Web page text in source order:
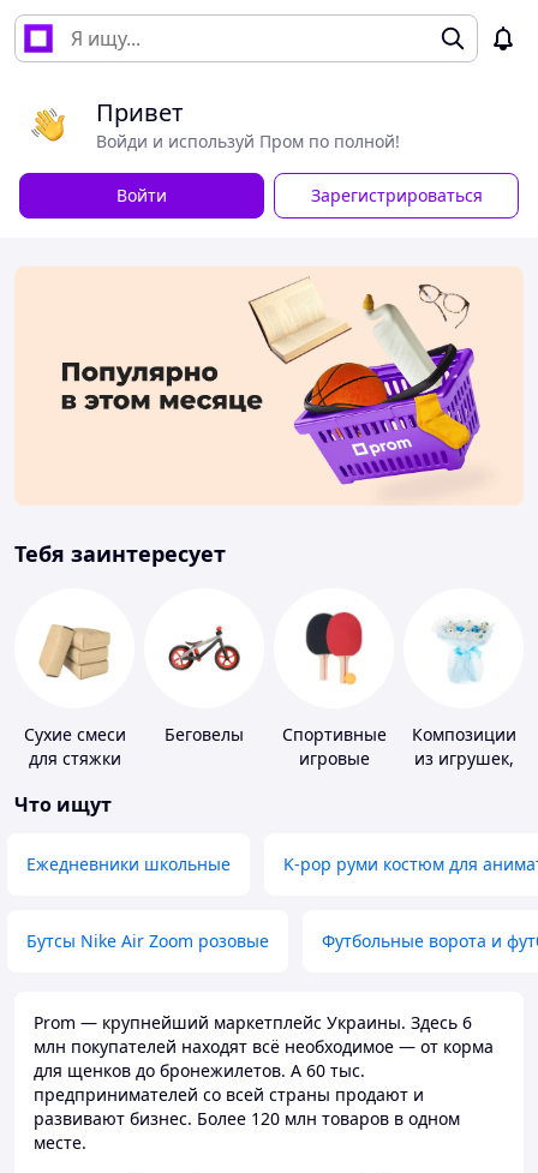
Привет
Войди и используй Пром по полной!
Войти Зарегистрироваться
Тебя заинтересует
Сухие смеси
для стяжки
Беговелы
Спортивные
игровые
Композиции
из игрушек,
Что ищут
Ежедневники школьные K-pop руми костюм для
Бутсы Nike Air Zoom розовые Футбольные ворота и
Prom — крупнейший маркетплейс Украины. Здесь 6
млн покупателей находят всё необходимое — от корма
для щенков до бронежилетов. А 60 тыс.
предпринимателей со всей страны продают и
развивают бизнес. Более 120 млн товаров в одном
месте.